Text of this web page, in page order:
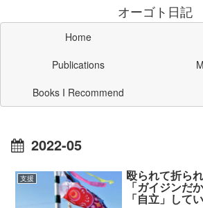
オーゴト日記
Home
Publications
Books I Recommend
2022-05
支援 殴られて折ら
「ガイジンだ
「自立」して